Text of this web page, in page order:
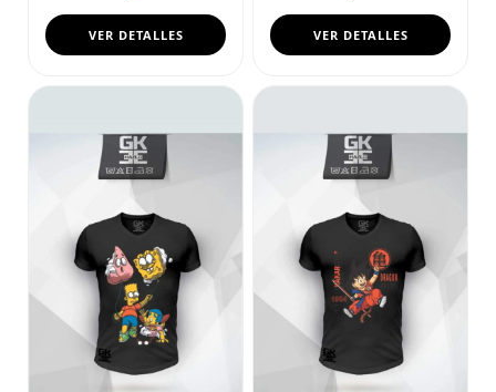
VER DETALLES VER DETALLES